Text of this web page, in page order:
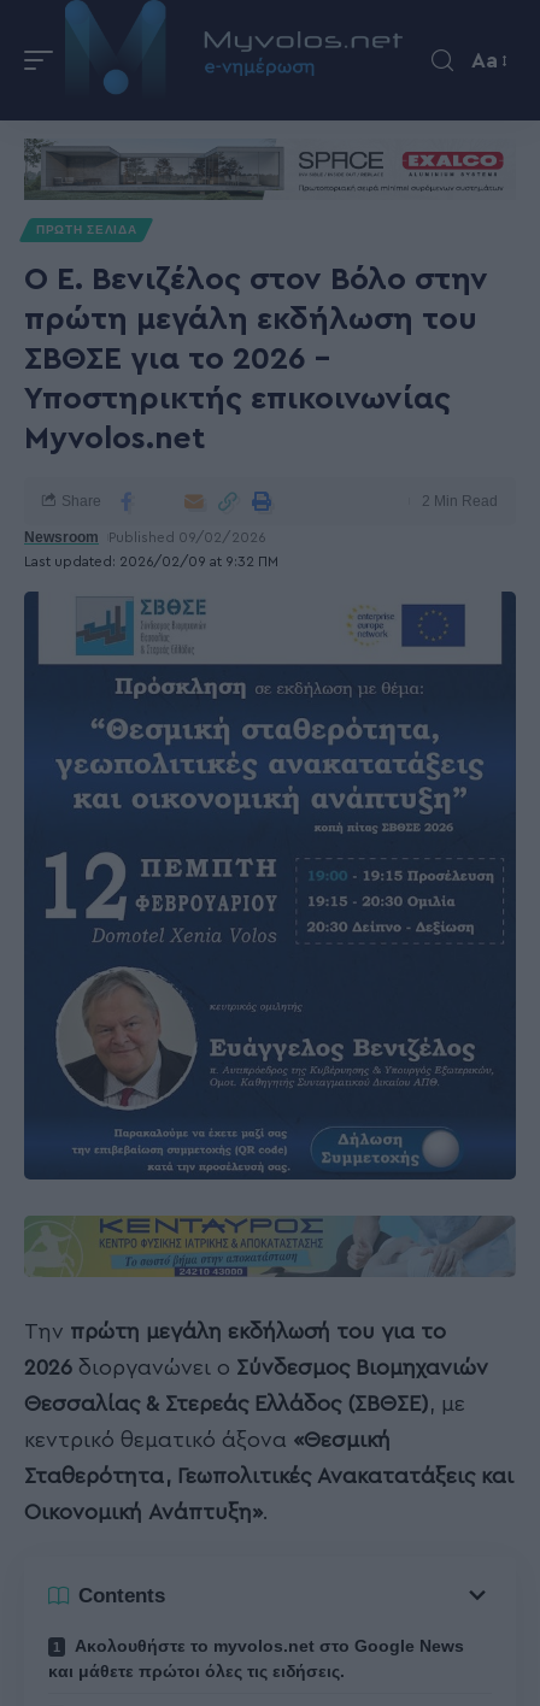
Aa
ΠΡΩΤΗ ΣΕΛΙΔΑ
Ο Ε. Βενιζέλος στον Βόλο στην
πρώτη μεγάλη εκδήλωση του
ΣΒΘΣΕ για το 2026 –
Υποστηρικτής επικοινωνίας
Myvolos.net
Last updated: 2026/02/09 at 9:32 ΠΜ
Newsroom Published 09/02/2026
Share 2 Min Read
Την πρώτη μεγάλη εκδήλωσή του για το
2026 διοργανώνει ο Σύνδεσμος Βιομηχανιών
Θεσσαλίας & Στερεάς Ελλάδος (ΣΒΘΣΕ) , με
κεντρικό θεματικό άξονα «Θεσμική
Σταθερότητα, Γεωπολιτικές Ανακατατάξεις και
Οικονομική Ανάπτυξη»
Contents
Ακολουθήστε το myvolos.net στο Google News
και μάθετε πρώτοι όλες τις ειδήσεις.